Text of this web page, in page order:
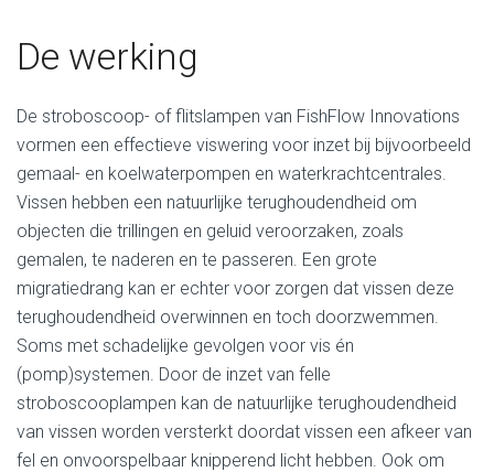
De werking
De stroboscoop- of flitslampen van FishFlow Innovations
vormen een effectieve viswering voor inzet bij bijvoorbeeld
gemaal- en koelwaterpompen en waterkrachtcentrales.
Vissen hebben een natuurlijke terughoudendheid om
objecten die trillingen en geluid veroorzaken, zoals
gemalen, te naderen en te passeren. Een grote
migratiedrang kan er echter voor zorgen dat vissen deze
terughoudendheid overwinnen en toch doorzwemmen.
Soms met schadelijke gevolgen voor vis én
(pomp)systemen. Door de inzet van felle
stroboscooplampen kan de natuurlijke terughoudendheid
van vissen worden versterkt doordat vissen een afkeer van
fel en onvoorspelbaar knipperend licht hebben. Ook om